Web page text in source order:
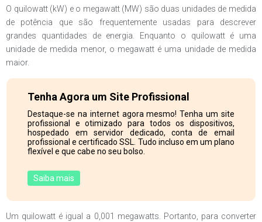
O quilowatt (kW) e o megawatt (MW) são duas unidades de medida
de potência que são frequentemente usadas para descrever
grandes quantidades de energia. Enquanto o quilowatt é uma
unidade de medida menor, o megawatt é uma unidade de medida
maior.
Tenha Agora um Site Profissional
Destaque-se na internet agora mesmo! Tenha um site
profissional e otimizado para todos os dispositivos,
hospedado em servidor dedicado, conta de email
profissional e certificado SSL. Tudo incluso em um plano
flexível e que cabe no seu bolso.
Saiba mais
Um quilowatt é igual a 0,001 megawatts. Portanto, para converter